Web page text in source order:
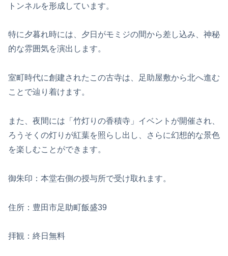
トンネルを形成しています。
特に夕暮れ時には、夕日がモミジの間から差し込み、神秘
的な雰囲気を演出します。
室町時代に創建されたこの古寺は、足助屋敷から北へ進む
ことで辿り着けます。
また、夜間には「竹灯りの香積寺」イベントが開催され、
ろうそくの灯りが紅葉を照らし出し、さらに幻想的な景色
を楽しむことができます。
御朱印：本堂右側の授与所で受け取れます。
住所：豊田市足助町飯盛39
拝観：終日無料